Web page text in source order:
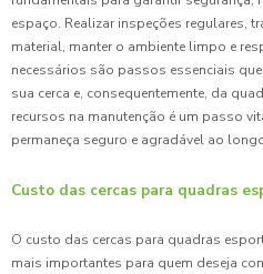
espaço. Realizar inspeções regulares,
material, manter o ambiente limpo e
necessários são passos essenciais
sua cerca e, consequentemente, da
recursos na manutenção é um passo
permaneça seguro e agradável ao
Custo das cercas para quadras
O custo das cercas para quadras
mais importantes para quem deseja